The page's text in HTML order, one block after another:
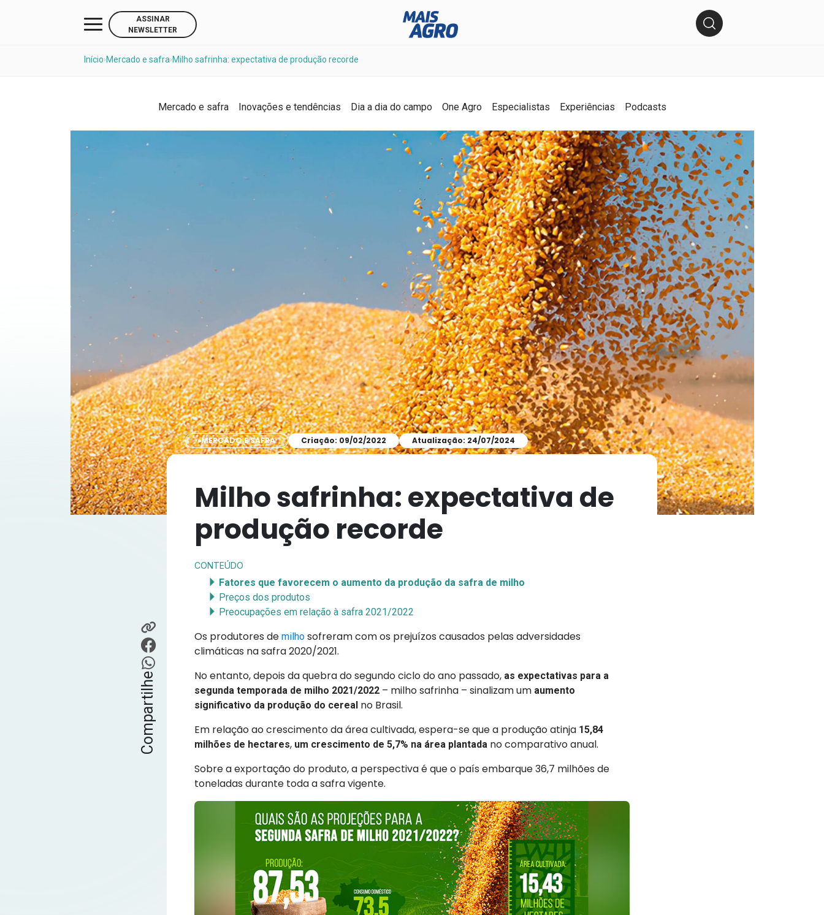
ASSINAR
NEWSLETTER
Início› Mercado e safra› Milho safrinha: expectativa de produção recorde
Mercado e safra Inovações e tendências Dia a dia do campo One Agro Especialistas Experiências Podcasts
MERCADO E SAFRA Criação: 09/02/2022 Atualização: 24/07/2024
Compartilhe
Milho safrinha: expectativa de
produção recorde
CONTEÚDO
Fatores que favorecem o aumento da produção da safra de milho
Preços dos produtos
Preocupações em relação à safra 2021/2022
Os produtores de milhosofreram com os prejuízos causados pelas adversidades
climáticas na safra 2020/2021.
No entanto, depois da quebra do segundo ciclo do ano passado, as expectativas para a
segunda temporada de milho 2021/2022– milho safrinha – sinalizam umaumento
significativo da produção do cerealno Brasil.
Em relação ao crescimento da área cultivada, espera-se que a produção atinja 15,84
milhões de hectares, um crescimento de 5,7% na área plantadano comparativo anual.
Sobre a exportação do produto, a perspectiva é que o país embarque 36,7 milhões de
toneladas durante toda a safra vigente.